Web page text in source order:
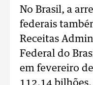
No Brasil, a
federais
Receitas
Federal do
em fevereiro
112,14